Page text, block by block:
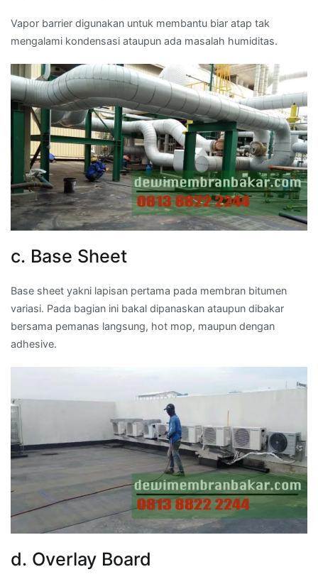
Vapor barrier digunakan untuk membantu biar atap tak
mengalami kondensasi ataupun ada masalah humiditas.
c. Base Sheet
Base sheet yakni lapisan pertama pada membran bitumen
variasi. Pada bagian ini bakal dipanaskan ataupun dibakar
bersama pemanas langsung, hot mop, maupun dengan
adhesive.
d. Overlay Board